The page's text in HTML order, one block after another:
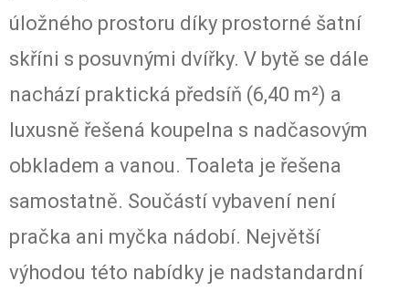
úložného prostoru díky prostorné šatní
skříni s posuvnými dvířky. V bytě se dále
nachází praktická předsíň (6,40 m²) a
luxusně řešená koupelna s nadčasovým
obkladem a vanou. Toaleta je řešena
samostatně. Součástí vybavení není
pračka ani myčka nádobí. Největší
výhodou této nabídky je nadstandardní